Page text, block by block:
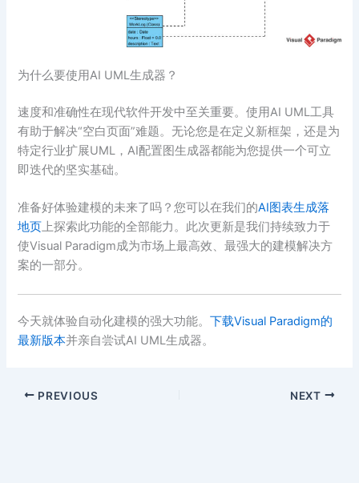
为什么要使用AI UML生成器？
速度和准确性在现代软件开发中至关重要。使用AI UML工具
有助于解决“空白页面”难题。无论您是在定义新框架，还是为
特定行业扩展UML，AI配置图生成器都能为您提供一个可立
即迭代的坚实基础。
准备好体验建模的未来了吗？您可以在我们的AI图表生成落
地页上探索此功能的全部能力。此次更新是我们持续致力于
使Visual Paradigm成为市场上最高效、最强大的建模解决方
案的一部分。
今天就体验自动化建模的强大功能。下载Visual Paradigm的
最新版本并亲自尝试AI UML生成器。
PREVIOUS NEXT